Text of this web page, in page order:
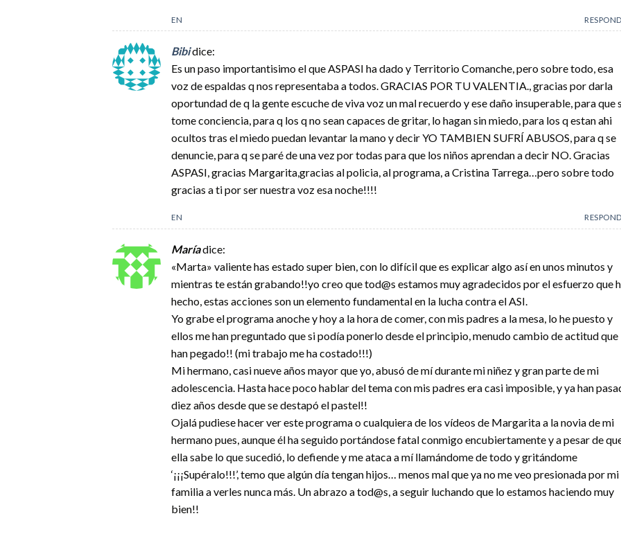
EN
Bibidice:
Es un paso importantisimo el que ASPASI ha dado y Territorio Comanche, pero sobre todo, esa
voz de espaldas q nos representaba a todos. GRACIAS POR TU VALENTIA., gracias por darla
oportundad de q la gente escuche de viva voz un mal recuerdo y ese daño insuperable, para que
tome conciencia, para q los q no sean capaces de gritar, lo hagan sin miedo, para los q estan ahi
ocultos tras el miedo puedan levantar la mano y decir YO TAMBIEN SUFRÍ ABUSOS, para q se
denuncie, para q se paré de una vez por todas para que los niños aprendan a decir NO. Gracias
ASPASI, gracias Margarita,gracias al policia, al programa, a Cristina Tarrega…pero sobre todo
gracias a ti por ser nuestra voz esa noche!!!!
EN
Maríadice:
«Marta» valiente has estado super bien, con lo difícil que es explicar algo así en unos minutos y
mientras te están grabando!!yo creo que tod@s estamos muy agradecidos por el esfuerzo que
hecho, estas acciones son un elemento fundamental en la lucha contra el ASI.
Yo grabe el programa anoche y hoy a la hora de comer, con mis padres a la mesa, lo he puesto y
ellos me han preguntado que si podía ponerlo desde el principio, menudo cambio de actitud que
han pegado!! (mi trabajo me ha costado!!!)
Mi hermano, casi nueve años mayor que yo, abusó de mí durante mi niñez y gran parte de mi
adolescencia. Hasta hace poco hablar del tema con mis padres era casi imposible, y ya han
diez años desde que se destapó el pastel!!
Ojalá pudiese hacer ver este programa o cualquiera de los vídeos de Margarita a la novia de mi
hermano pues, aunque él ha seguido portándose fatal conmigo encubiertamente y a pesar de
ella sabe lo que sucedió, lo defiende y me ataca a mí llamándome de todo y gritándome
‘¡¡¡Supéralo!!!’, temo que algún día tengan hijos… menos mal que ya no me veo presionada por mi
familia a verles nunca más. Un abrazo a tod@s, a seguir luchando que lo estamos haciendo muy
bien!!